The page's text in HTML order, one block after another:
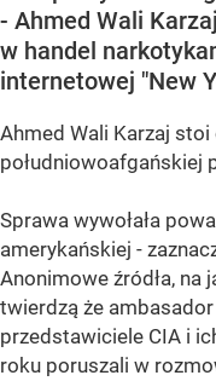
- Ahmed Wali
w handel
internetowej "New
Ahmed Wali Karzaj
południowoafgańskiej
Sprawa wywołała
amerykańskiej -
Anonimowe źródła, na
twierdzą że
przedstawiciele CIA i
roku poruszali w